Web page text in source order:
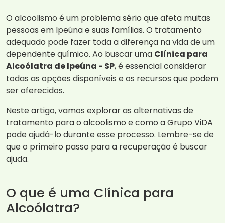
O alcoolismo é um problema sério que afeta muitas
pessoas em Ipeúna e suas famílias. O tratamento
adequado pode fazer toda a diferença na vida de um
dependente químico. Ao buscar uma Clínica para
Alcoólatra de Ipeúna - SP, é essencial considerar
todas as opções disponíveis e os recursos que podem
ser oferecidos.
Neste artigo, vamos explorar as alternativas de
tratamento para o alcoolismo e como a Grupo ViDA
pode ajudá-lo durante esse processo. Lembre-se de
que o primeiro passo para a recuperação é buscar
ajuda.
O que é uma Clínica para
Alcoólatra?